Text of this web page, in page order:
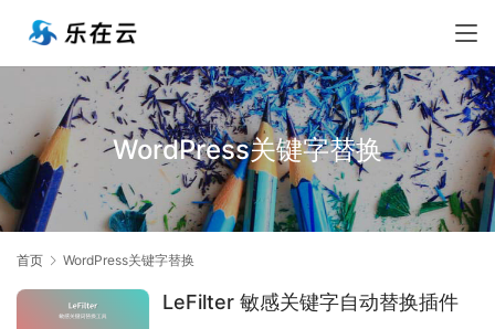
WordPress关键字替换
首页 WordPress关键字替换
LeFilter 敏感关键字自动替换插件